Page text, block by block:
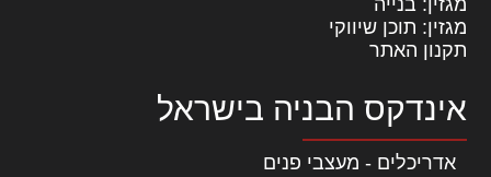
מגזין: תוכן שיווקי
תקנון האתר
אינדקס הבניה בישראל
אדריכלים - מעצבי פנים